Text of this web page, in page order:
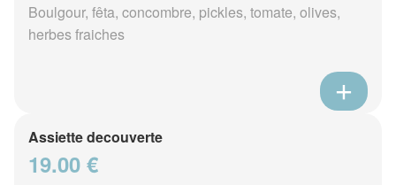
Boulgour, fêta, concombre, pickles, tomate, olives,
herbes fraiches
Assiette decouverte
19.00 €